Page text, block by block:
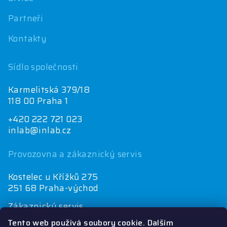
Tento web používá soubory cookie. Dalším
Partneři
Kontakty
Sídlo společnosti
Karmelitská 379/18
118 00 Praha 1
+420 222 721 023
inlab@inlab.cz
Provozovna a zákaznický servis
Kostelec u Křížků 275
251 68 Praha-východ
Zákaznický servis
+420 222 721 025